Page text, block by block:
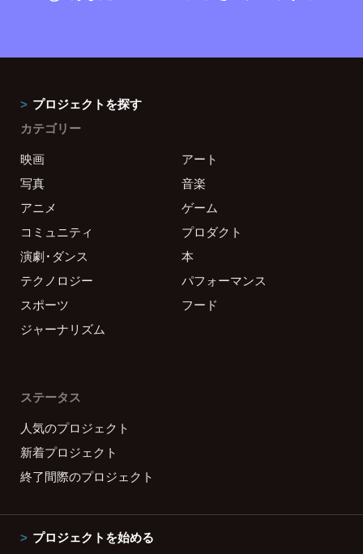
プロジェクトを探す
カテゴリー
映画
アート
写真
音楽
アニメ
ゲーム
コミュニティ
プロダクト
演劇・ダンス
本
テクノロジー
パフォーマンス
スポーツ
フード
ジャーナリズム
ステータス
人気のプロジェクト
新着プロジェクト
終了間際のプロジェクト
プロジェクトを始める